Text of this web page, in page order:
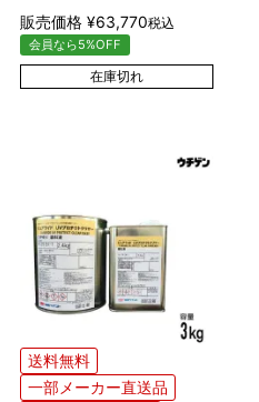
販売価格 ¥63,770税込
会員なら5%OFF
在庫切れ
送料無料
一部メーカー直送品